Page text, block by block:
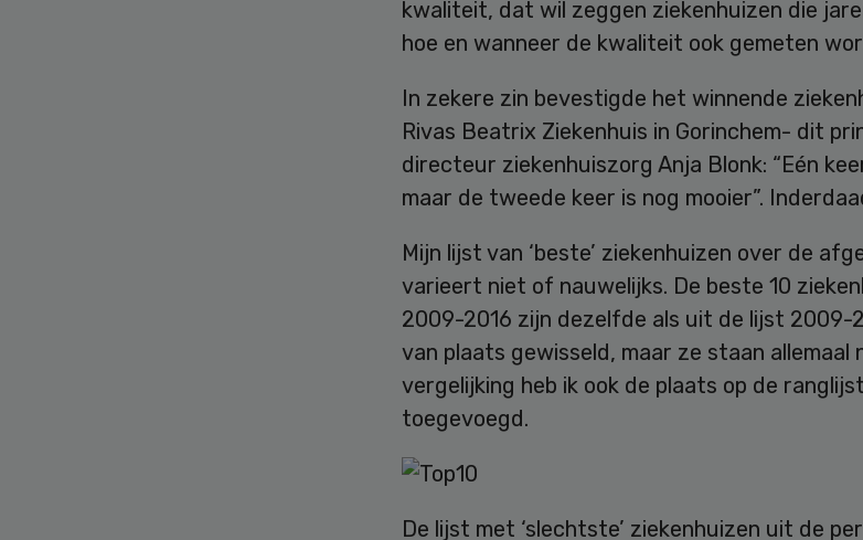
kwaliteit, dat wil zeggen ziekenhuizen die
hoe en wanneer de kwaliteit ook gemeten
In zekere zin bevestigde het winnende
Rivas Beatrix Ziekenhuis in Gorinchem- dit
directeur ziekenhuiszorg Anja Blonk: “Eén
maar de tweede keer is nog mooier”.
Mijn lijst van ‘beste’ ziekenhuizen over de
varieert niet of nauwelijks. De beste 10
2009-2016 zijn dezelfde als uit de lijst 2009-
van plaats gewisseld, maar ze staan allemaal
vergelijking heb ik ook de plaats op de
toegevoegd.
De lijst met ‘slechtste’ ziekenhuizen uit de